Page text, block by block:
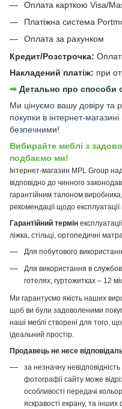
Оплата карткою Visa/
Платіжна система
Оплата за рахунком
Кредит/Розстрочка:
Накладений платіж: при
➡︎ Детально про способи
Ми цінуємо вашу довіру
покупки в інтернет-магазині
безпечними!
Вибирайте меблі з
подбаємо ми!
Інтернет-магазин MPL Group
відповідно до чинного
гарантійним талоном виробника,
рекомендації щодо експлуатації
Гарантійний термін
ліжка, стільці, ортопедичні
Для побутового
Для використання в
готелях, гуртожитках – 12
Ми гарантуємо якість наших
щоб ви були задоволеними
наші меблі створені для того,
ідеальний простір.
Продавець не несе
за незначну
фотографії сайту може
особливості передачі
яскравості екрану, та інших